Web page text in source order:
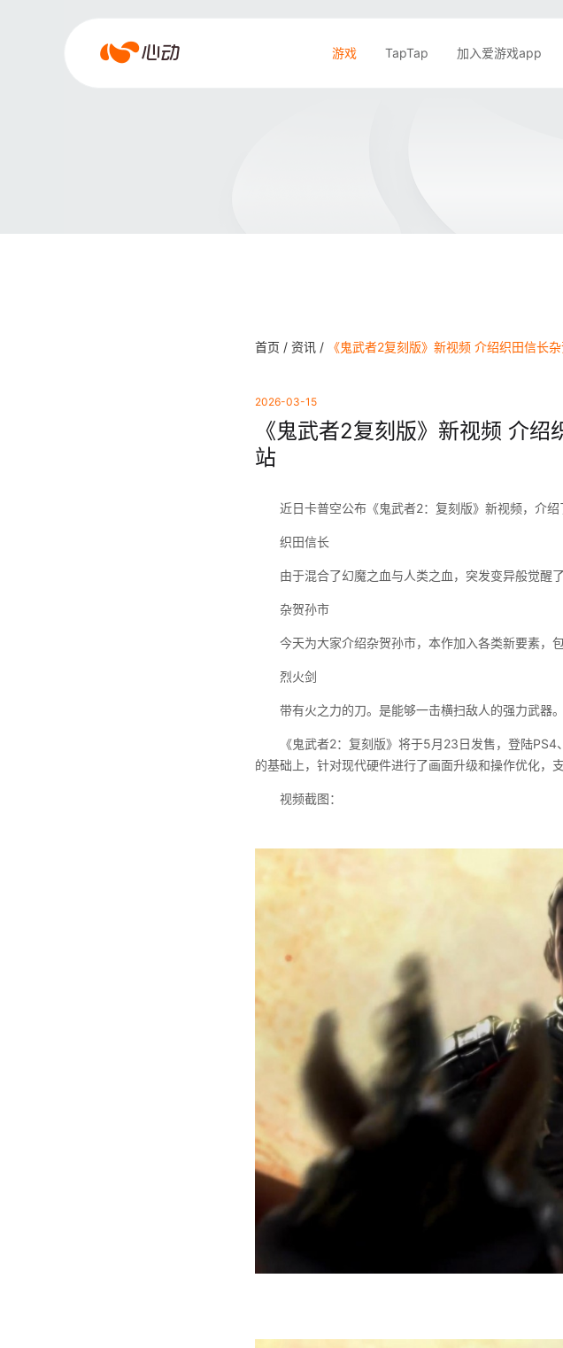
爱
游戏 TapTap 加入爱游戏app
首页 / 资讯 / 《鬼武者2复刻版》新视频 介绍织田信长
2026-03-15
《鬼武者2复刻版》新视频 介
站
近日卡普空公布《鬼武者2：复刻版》新视频，介
织田信长
由于混合了幻魔之血与人类之血，突发变异般觉醒
杂贺孙市
今天为大家介绍杂贺孙市，本作加入各类新要素，
烈火剑
带有火之力的刀。是能够一击横扫敌人的强力武器
《鬼武者2：复刻版》将于5月23日发售，登陆
的基础上，针对现代硬件进行了画面升级和操作优化，支
视频截图：